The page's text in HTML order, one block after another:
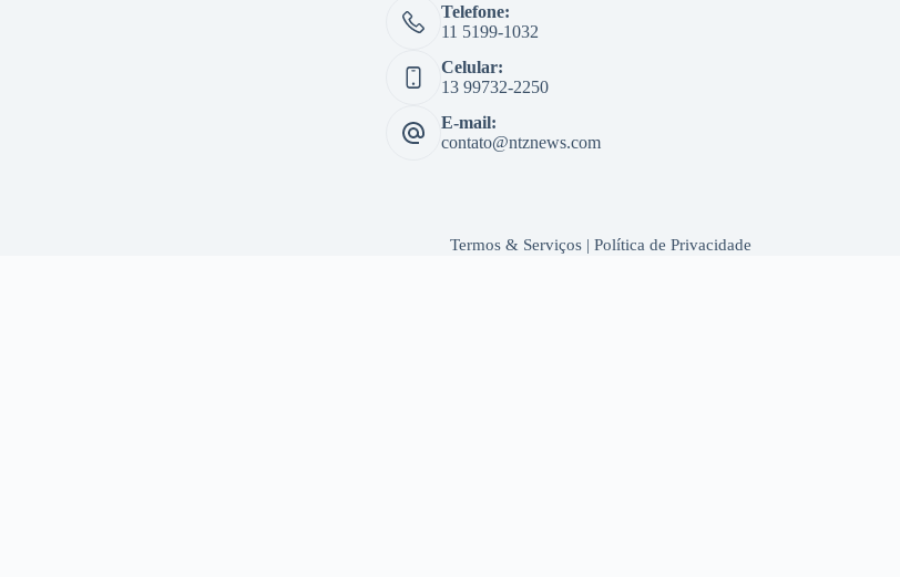
Telefone:
11 5199-1032
Celular:
13 99732-2250
E-mail:
contato@ntznews.com
Termos & Serviços| Política de Privacidade